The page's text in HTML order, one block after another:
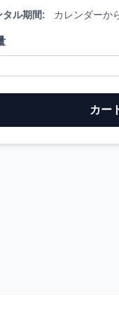
タル期間: カレンダーか
カー